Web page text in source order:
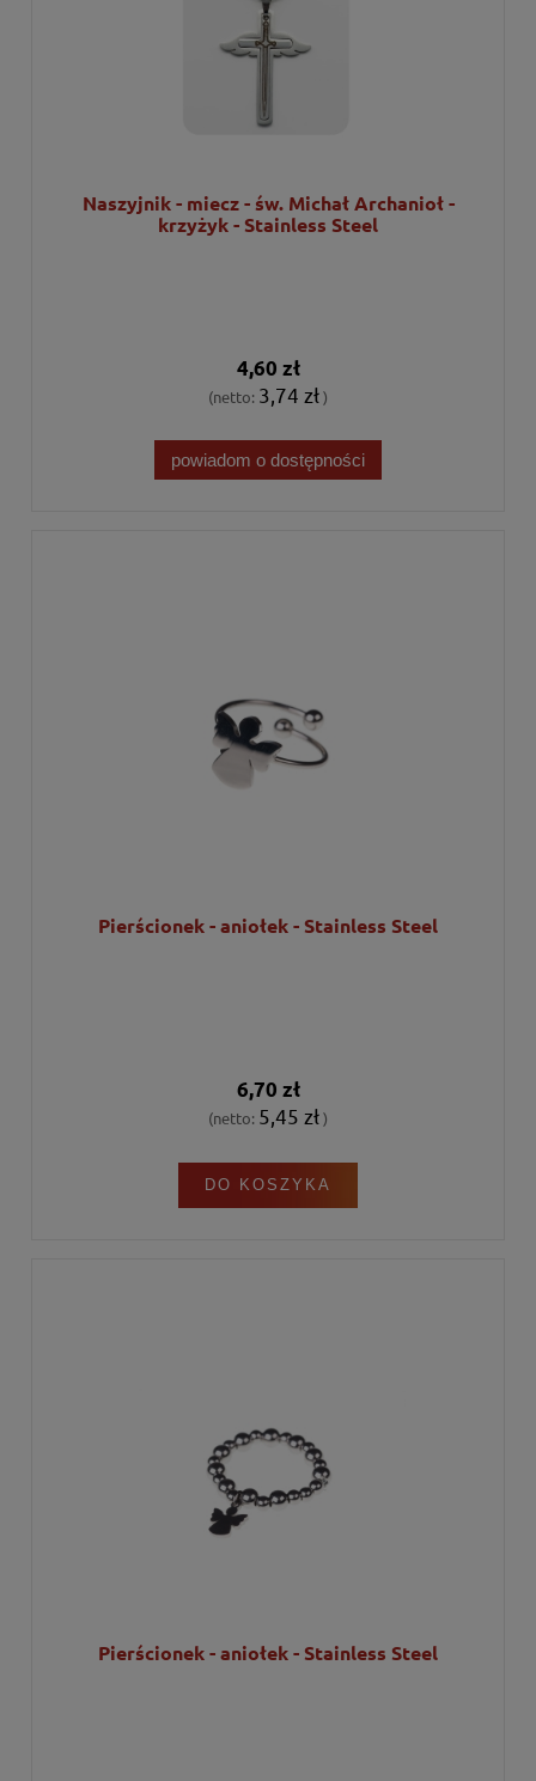
Naszyjnik - miecz - św. Michał Archanioł -
krzyżyk - Stainless Steel
4,60 zł
(netto: 3,74 zł)
powiadom o dostępności
Pierścionek - aniołek - Stainless Steel
6,70 zł
(netto: 5,45 zł)
DO KOSZYKA
Pierścionek - aniołek - Stainless Steel